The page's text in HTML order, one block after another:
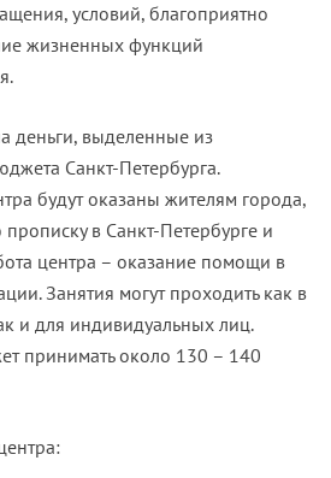
условий, благоприятно
жизненных функций
деньги, выделенные из
Санкт-Петербурга.
будут оказаны жителям города,
в Санкт-Петербурге и
центра – оказание помощи в
Занятия могут проходить как в
и для индивидуальных лиц.
принимать около 130 – 140